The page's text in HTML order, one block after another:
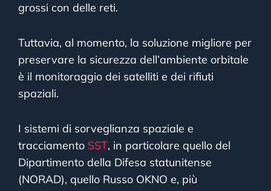
grossi con delle reti.
Tuttavia, al momento, la soluzione migliore per
preservare la sicurezza dell’ambiente orbitale
è il monitoraggio dei satelliti e dei rifiuti
spaziali.
I sistemi di sorveglianza spaziale e
tracciamento SST, in particolare quello del
Dipartimento della Difesa statunitense
(NORAD), quello Russo OKNO e, più